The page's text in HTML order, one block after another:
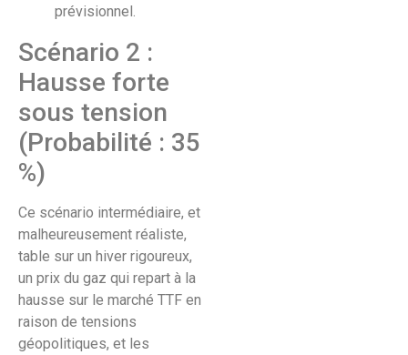
prévisionnel.
Scénario 2 :
Hausse forte
sous tension
(Probabilité : 35
%)
Ce scénario intermédiaire, et
malheureusement réaliste,
table sur un hiver rigoureux,
un prix du gaz qui repart à la
hausse sur le marché TTF en
raison de tensions
géopolitiques, et les